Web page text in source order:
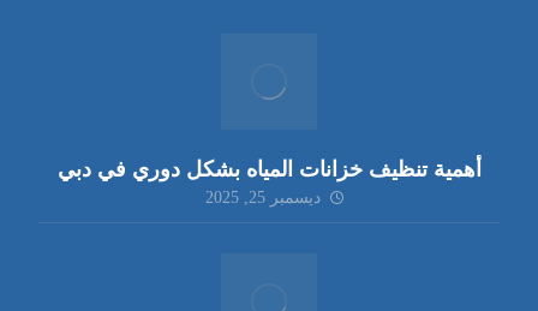
أهمية تنظيف خزانات المياه بشكل دوري في دبي
ديسمبر 25, 2025